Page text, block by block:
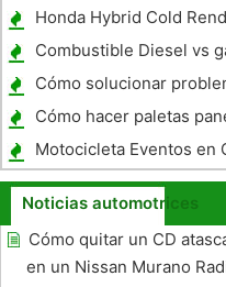
de seguridad en un
Honda Hybrid Cold
Combustible Diesel vs
Cómo solucionar
GM
Cómo hacer paletas
Motocicleta Eventos en
Virginia
Noticias automotrices
Cómo quitar un CD
en un Nissan Murano